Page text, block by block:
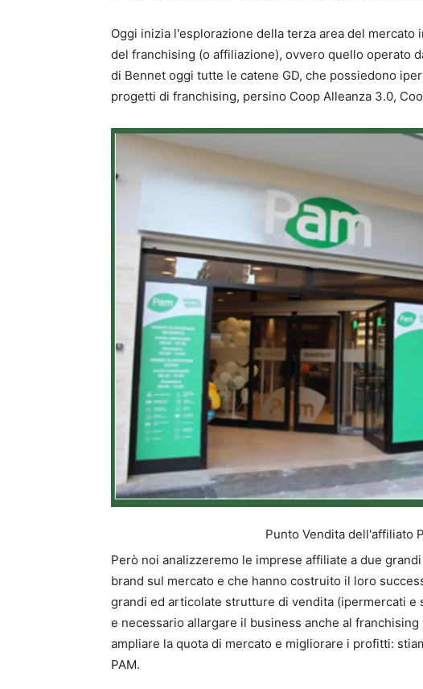
Oggi inizia l'esplorazione della terza area del
del franchising (o affiliazione), ovvero quello operato
di Bennet oggi tutte le catene GD, che possiedono
progetti di franchising, persino Coop Alleanza 3.0,
Punto Vendita dell'affiliato
Però noi analizzeremo le imprese affiliate a due
brand sul mercato e che hanno costruito il loro
grandi ed articolate strutture di vendita (ipermercati
e necessario allargare il business anche al
ampliare la quota di mercato e migliorare i profitti:
PAM.